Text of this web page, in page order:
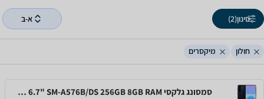
סינון(2) א-ב
חולון מיקסרים
סמסונג גלקסי Samsung Galaxy A57 5G 6.7" SM-A576B/DS 256GB 8GB RAM